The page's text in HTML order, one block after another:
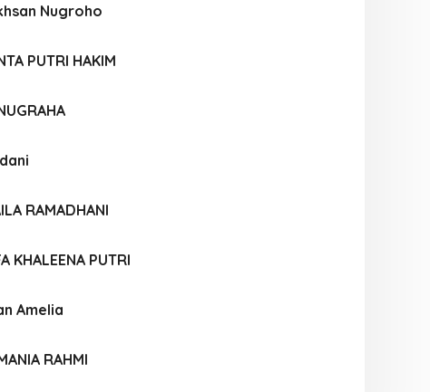
Nugroho
PUTRI HAKIM
RAMADHANI
KHALEENA PUTRI
Amelia
RAHMI